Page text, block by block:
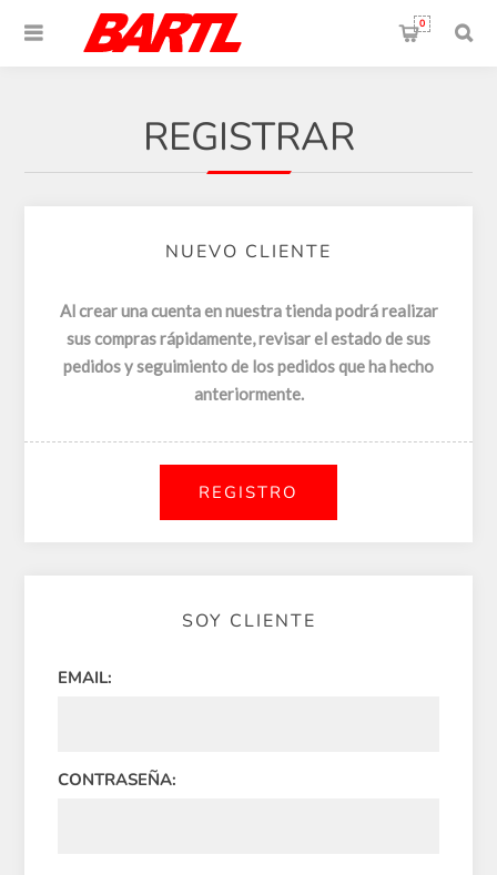
0
REGISTRAR
NUEVO CLIENTE
Al crear una cuenta en nuestra tienda podrá realizar
sus compras rápidamente, revisar el estado de sus
pedidos y seguimiento de los pedidos que ha hecho
anteriormente.
SOY CLIENTE
EMAIL:
CONTRASEÑA: